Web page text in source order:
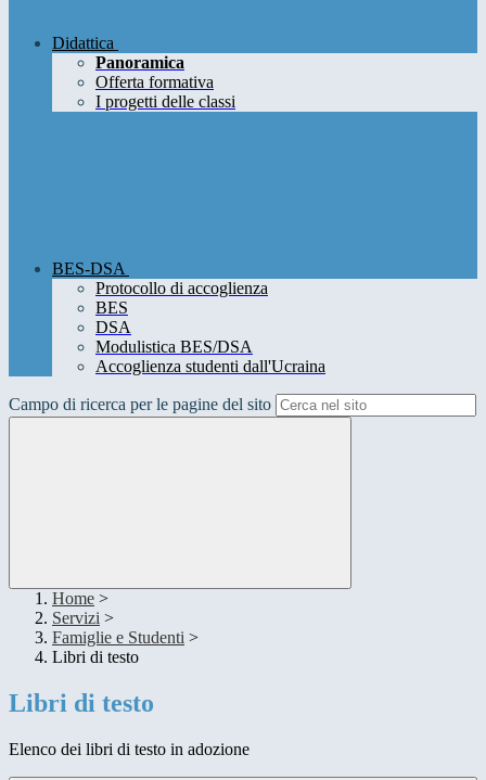
Didattica
Panoramica
Offerta formativa
I progetti delle classi
BES-DSA
Protocollo di accoglienza
BES
DSA
Modulistica BES/DSA
Accoglienza studenti dall'Ucraina
Campo di ricerca per le pagine del sito
Home >
Servizi >
Famiglie e Studenti >
Libri di testo
Libri di testo
Elenco dei libri di testo in adozione